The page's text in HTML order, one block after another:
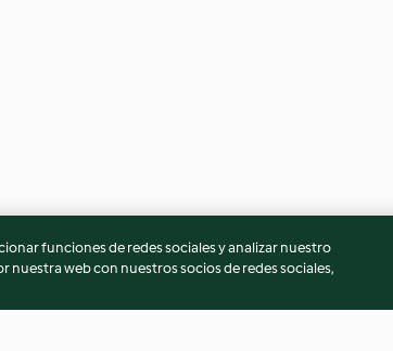
funciones de redes sociales y analizar nuestro
web con nuestros socios de redes sociales,